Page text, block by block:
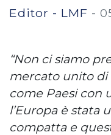
Editor - LMF -
“Non ci siamo
mercato unito di
come Paesi con
l’Europa è stata
compatta e